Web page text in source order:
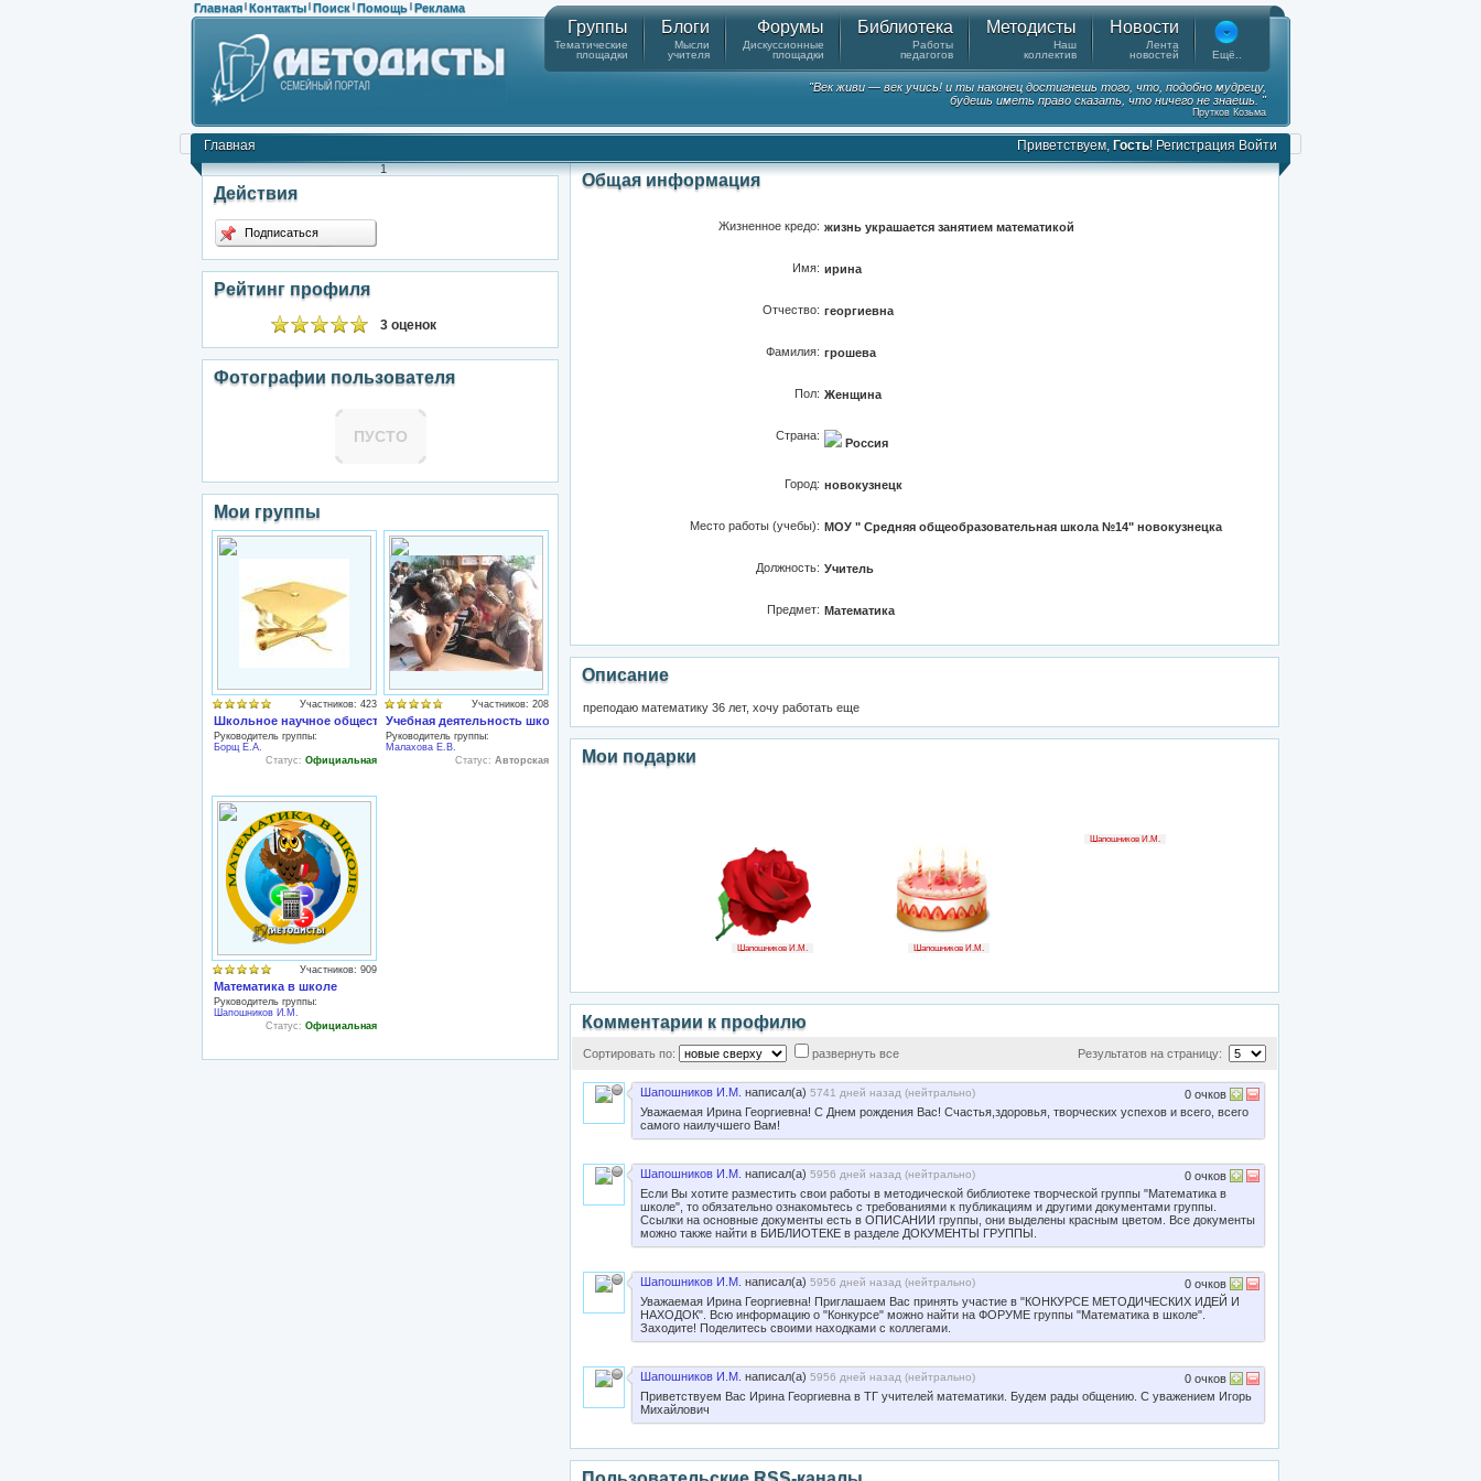
Главная | Контакты | Поиск | Помощь | Реклама
Группы
Тематические
площадки
Блоги
Мысли
учителя
Форумы
Дискуссионные
площадки
Библиотека
Работы
педагогов
Методисты
Наш
коллектив
Новости
Лента
новостей
Ещё..
"Век живи — век учись! и ты наконец достигнешь того, что, подобно мудрецу,
будешь иметь право сказать, что ничего не знаешь. "
Прутков Козьма
Главная Приветствуем, Гость! Регистрация Войти
1
Действия
Подписаться
Рейтинг профиля
3 оценок
Фотографии пользователя
ПУСТО
Мои группы
Участников: 423
Школьное научное общество
Руководитель группы:
Борщ Е.А.
Статус: Официальная
Участников: 208
Учебная деятельность школьников.
Руководитель группы:
Малахова Е.В.
Статус: Авторская
Участников: 909
Математика в школе
Руководитель группы:
Шапошников И.М.
Статус: Официальная
Общая информация
Жизненное кредо: жизнь украшается занятием математикой
Имя: ирина
Отчество: георгиевна
Фамилия: грошева
Пол: Женщина
Страна:
Россия
Город: новокузнецк
Место работы (учебы): МОУ " Средняя общеобразовательная школа №14" новокузнецка
Должность: Учитель
Предмет: Математика
Описание
преподаю математику 36 лет, хочу работать еще
Мои подарки
Шапошников И.М. Шапошников И.М.
Шапошников И.М.
Комментарии к профилю
Сортировать по: развернуть все Результатов на страницу:
Шапошников И.М. написал(а) 5741 дней назад (нейтрально)
Уважаемая Ирина Георгиевна! С Днем рождения Вас! Счастья,здоровья, творческих успехов и всего, всего
самого наилучшего Вам!
0 очков
Шапошников И.М. написал(а) 5956 дней назад (нейтрально)
Если Вы хотите разместить свои работы в методической библиотеке творческой группы "Математика в
школе", то обязательно ознакомьтесь с требованиями к публикациям и другими документами группы.
Ссылки на основные документы есть в ОПИСАНИИ группы, они выделены красным цветом. Все документы
можно также найти в БИБЛИОТЕКЕ в разделе ДОКУМЕНТЫ ГРУППЫ.
0 очков
Шапошников И.М. написал(а) 5956 дней назад (нейтрально)
Уважаемая Ирина Георгиевна! Приглашаем Вас принять участие в "КОНКУРСЕ МЕТОДИЧЕСКИХ ИДЕЙ И
НАХОДОК". Всю информацию о "Конкурсе" можно найти на ФОРУМЕ группы "Математика в школе".
Заходите! Поделитесь своими находками с коллегами.
0 очков
Шапошников И.М. написал(а) 5956 дней назад (нейтрально)
Приветствуем Вас Ирина Георгиевна в ТГ учителей математики. Будем рады общению. С уважением Игорь
Михайлович
0 очков